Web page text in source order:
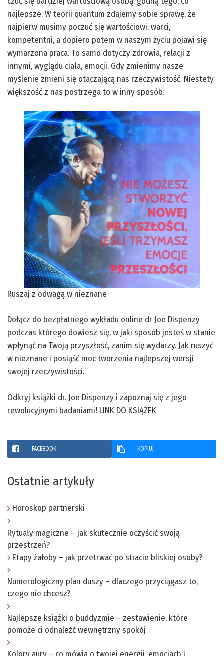
najlepsze. W teorii quantum zdajemy sobie sprawę, że
najpierw musimy poczuć się wartościowi, warci,
kompetentni, a dopiero potem w naszym życiu pojawi się
wymarzona praca. To samo dotyczy zdrowia, relacji z
innymi, wyglądu ciała, emocji. Gdy zmienimy nasze
myślenie zmieni się otaczającą nas rzeczywistość. Niestety
większość z nas postrzega to w inny sposób.
Ruszaj z odwagą w nieznane
Dołącz do bezpłatnego wykładu online dr Joe Dispenzy
podczas którego dowiesz się, w jaki sposób jesteś w stanie
wpłynąć na Twoją przyszłość, zanim się wydarzy. Jak ruszyć
w nieznane i posiąść moc tworzenia najlepszej wersji
swojej rzeczywistości.
Odkryj książki dr. Joe Dispenzy i zapoznaj się z jego
rewolucyjnymi badaniami! LINK DO KSIĄŻEK
FACEBOOK KOPIUJ
Ostatnie artykuły
Horoskop partnerski
Rytuały magiczne – jak skutecznie oczyścić swoją
przestrzeń?
Etapy żałoby – jak przetrwać po stracie bliskiej osoby?
Numerologiczny plan duszy – dlaczego przyciągasz to,
czego nie chcesz?
Najlepsze książki o buddyzmie – zestawienie, które
pomoże ci odnaleźć wewnętrzny spokój